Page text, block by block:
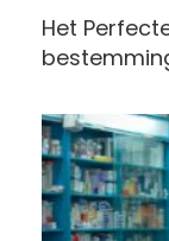
Het